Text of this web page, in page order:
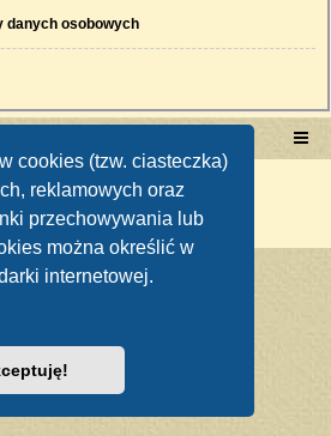
cookies (tzw. ciasteczka)
reklamowych oraz
przechowywania lub
można określić w
internetowej.
danych osobowych
phpBB ® Forum Software © phpBB Limited
językowy dostarcza
danych osobowych|Regulamin